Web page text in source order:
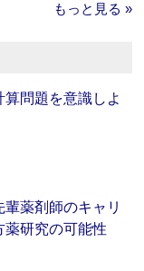
もっと見る »
算問題を意識しよ
輩薬剤師のキャリ
薬研究の可能性